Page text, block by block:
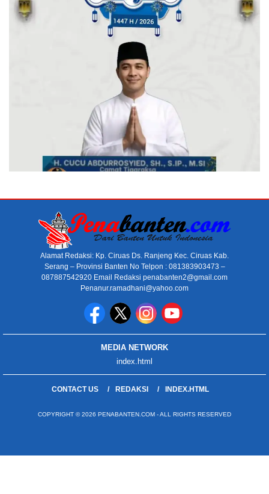
Alamat Redaksi: Kp. Ciruas Ds. Ranjeng Kec. Ciruas Kab.
Serang – Provinsi Banten No Telpon : 081383903473 –
087887542920 Email Redaksi penabanten2@gmail.com
Penanur.ramadhani@yahoo.com
MEDIA NETWORK
index.html
CONTACT US REDAKSI INDEX.HTML
COPYRIGHT © 2026 PENABANTEN.COM - ALL RIGHTS RESERVED